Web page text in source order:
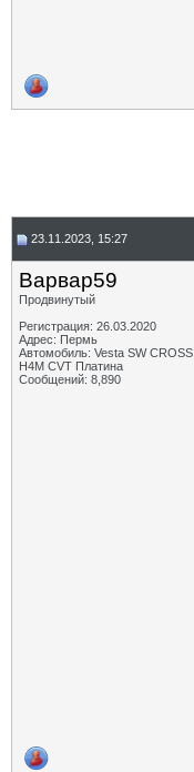
23.11.2023, 15:27
Варвар59
Продвинутый
Регистрация: 26.03.2020
Адрес: Пермь
Автомобиль: Vesta SW CROSS
H4M CVT Платина
Сообщений: 8,890